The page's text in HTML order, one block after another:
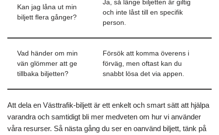
Kan jag låna ut min
biljett flera gånger?
Ja, så länge biljetten är giltig
och inte låst till en specifik
person.
Vad händer om min
vän glömmer att ge
tillbaka biljetten?
Försök att komma överens i
förväg, men oftast kan du
snabbt lösa det via appen.
Att dela en Västtrafik-biljett är ett enkelt och smart sätt att hjälpa
varandra och samtidigt bli mer medveten om hur vi använder
våra resurser. Så nästa gång du ser en oanvänd biljett, tänk på